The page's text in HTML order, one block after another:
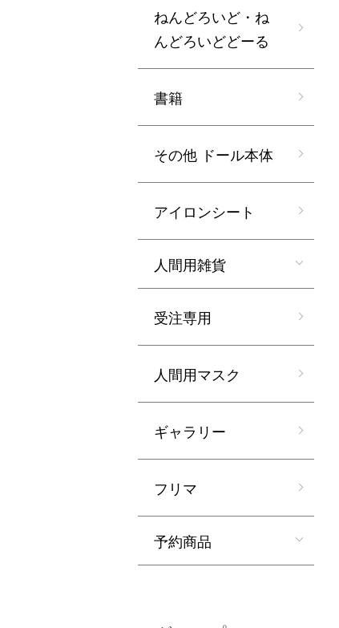
ねんどろいど・ね
んどろいどどーる
書籍
その他 ドール本体
アイロンシート
人間用雑貨
受注専用
人間用マスク
ギャラリー
フリマ
予約商品